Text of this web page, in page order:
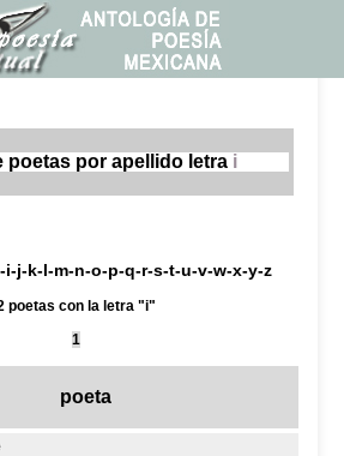
poetas por apellido letra i
-i-j-k-l-m-n-o-p-q-r-s-t-u-v-w-x-y-z
poetas con la letra "i"
1
poeta